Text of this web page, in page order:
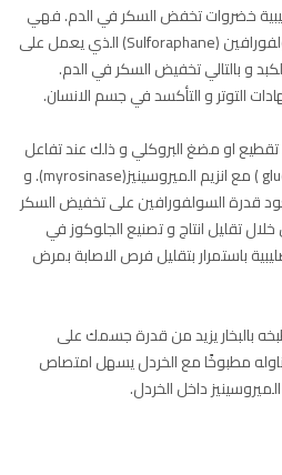
خضروات تخفض السكر في الدم. فهي
تحتوي على المركب الفعال السولفورافين (Sulforaphane) الذي يعمل على
و بالتالي تخفيض السكر في الدم.
التوتر و التأكسد في جسم الانسان.
تقطيع او مضغ البروكلي و ذلك عند تفاعل
مادة الجلوكورافنين (glucosinolate ) مع انزيم الميروسينيز(myrosinase). و
قدرة السولفورافين على تخفيض السكر
تقليل انتاج و تصنيع الجلوكوز في
باستمرار بتقليل فرص الاصابة بمرض
بالبخار يزيد من قدرة جسمك على
مطبوخًا مع الخردل يسهل امتصاص
داخل الخردل.